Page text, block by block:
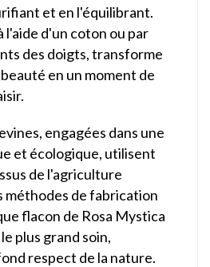
et en l'équilibrant.
l'aide d'un coton ou par
des doigts, transforme
en un moment de
engagées dans une
et écologique, utilisent
de l'agriculture
méthodes de fabrication
flacon de Rosa Mystica
plus grand soin,
respect de la nature.